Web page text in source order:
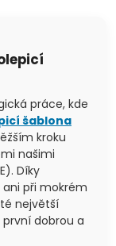
práce, kde
šablona
kroku
našimi
Díky
při mokrém
největší
dobrou a